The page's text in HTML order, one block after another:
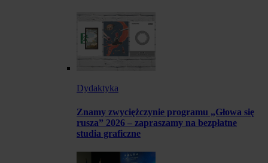
Dydaktyka
Znamy zwyciężczynie programu „Głowa się
rusza” 2026 – zapraszamy na bezpłatne
studia graficzne